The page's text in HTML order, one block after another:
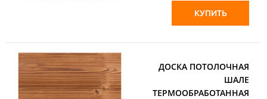
КУПИТЬ
ДОСКА ПОТОЛОЧНАЯ
ШАЛЕ
ТЕРМООБРАБОТАННАЯ